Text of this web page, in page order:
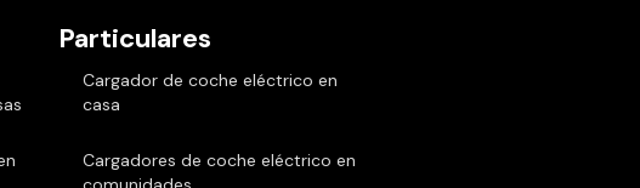
Particulares
Cargador de coche eléctrico en
casa
Cargadores de coche eléctrico en